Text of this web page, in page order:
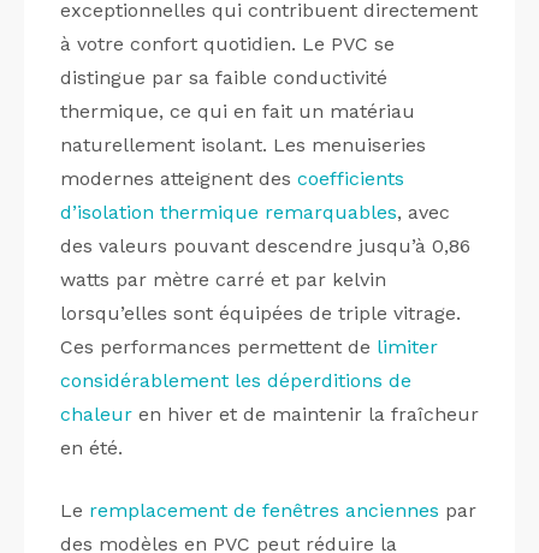
exceptionnelles qui contribuent directement
à votre confort quotidien. Le PVC se
distingue par sa faible conductivité
thermique, ce qui en fait un matériau
naturellement isolant. Les menuiseries
modernes atteignent des coefficients
d’isolation thermique remarquables, avec
des valeurs pouvant descendre jusqu’à 0,86
watts par mètre carré et par kelvin
lorsqu’elles sont équipées de triple vitrage.
Ces performances permettent de limiter
considérablement les déperditions de
chaleur en hiver et de maintenir la fraîcheur
en été.
Le remplacement de fenêtres anciennes par
des modèles en PVC peut réduire la